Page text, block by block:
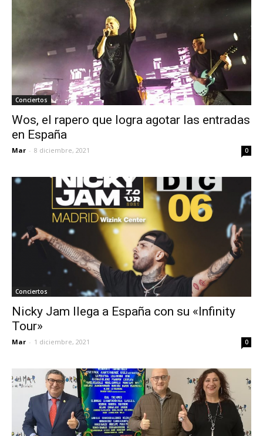
Conciertos
Wos, el rapero que logra agotar las entradas
en España
Mar - 8 diciembre, 2021 0
Conciertos
Nicky Jam llega a España con su «Infinity
Tour»
Mar - 1 diciembre, 2021 0